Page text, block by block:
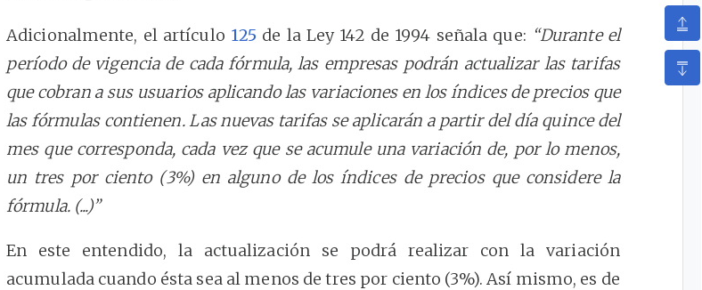
Adicionalmente, el artículo 125 de la Ley 142 de 1994 señala que: “Durante el
período de vigencia de cada fórmula, las empresas podrán actualizar las tarifas
que cobran a sus usuarios aplicando las variaciones en los índices de precios que
las fórmulas contienen. Las nuevas tarifas se aplicarán a partir del día quince del
mes que corresponda, cada vez que se acumule una variación de, por lo menos,
un tres por ciento (3%) en alguno de los índices de precios que considere la
fórmula. (...)”
En este entendido, la actualización se podrá realizar con la variación
acumulada cuando ésta sea al menos de tres por ciento (3%). Así mismo, es de